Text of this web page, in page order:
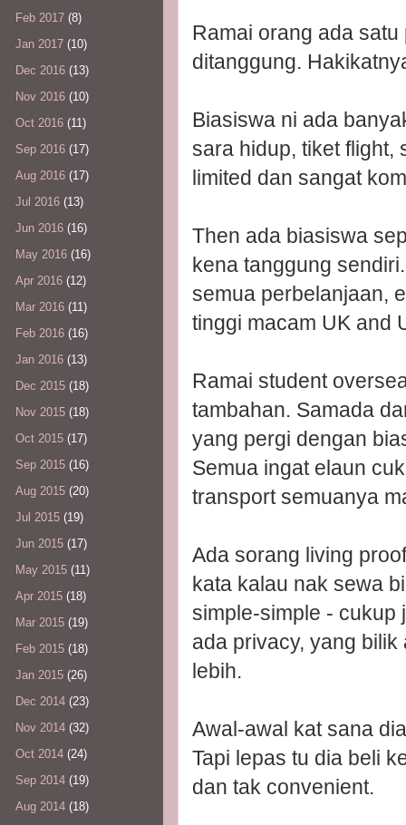
Ramai orang ada
ditanggung.
Biasiswa ni ada
sara hidup, tiket flight,
limited dan sangat
Then ada biasiswa
kena tanggung
semua perbelanjaan,
tinggi macam UK and
Ramai student
tambahan. Samada
yang pergi dengan
Semua ingat elaun
transport semuanya
Ada sorang living
kata kalau nak sewa
simple-simple - cukup
ada privacy, yang
lebih.
Awal-awal kat sana
Tapi lepas tu dia beli
dan tak convenient.
Feb 2017 (8)
Jan 2017 (10)
Dec 2016 (13)
Nov 2016 (10)
Oct 2016 (11)
Sep 2016 (17)
Aug 2016 (17)
Jul 2016 (13)
Jun 2016 (16)
May 2016 (16)
Apr 2016 (12)
Mar 2016 (11)
Feb 2016 (16)
Jan 2016 (13)
Dec 2015 (18)
Nov 2015 (18)
Oct 2015 (17)
Sep 2015 (16)
Aug 2015 (20)
Jul 2015 (19)
Jun 2015 (17)
May 2015 (11)
Apr 2015 (18)
Mar 2015 (19)
Feb 2015 (18)
Jan 2015 (26)
Dec 2014 (23)
Nov 2014 (32)
Oct 2014 (24)
Sep 2014 (19)
Aug 2014 (18)